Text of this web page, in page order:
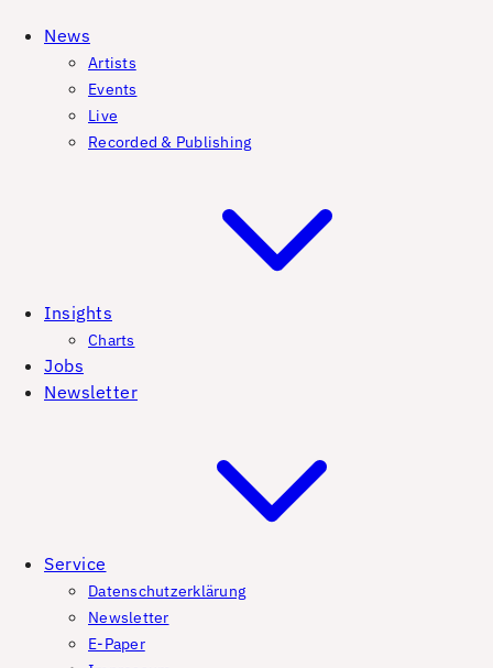
News
Artists
Events
Live
Recorded & Publishing
Insights
Charts
Jobs
Newsletter
Service
Datenschutzerklärung
Newsletter
E-Paper